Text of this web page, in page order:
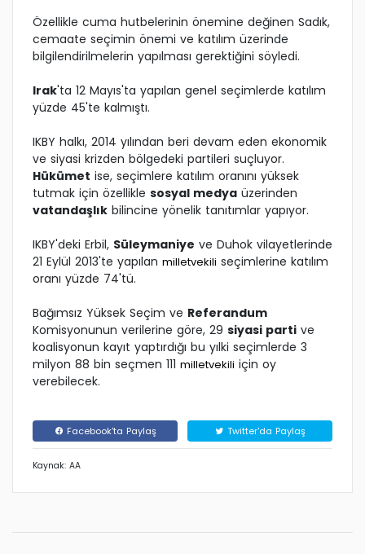
Özellikle cuma hutbelerinin önemine değinen Sadık,
cemaate seçimin önemi ve katılım üzerinde
bilgilendirilmelerin yapılması gerektiğini söyledi.
Irak'ta 12 Mayıs'ta yapılan genel seçimlerde katılım
yüzde 45'te kalmıştı.
IKBY halkı, 2014 yılından beri devam eden ekonomik
ve siyasi krizden bölgedeki partileri suçluyor.
Hükümet ise, seçimlere katılım oranını yüksek
tutmak için özellikle sosyal medya üzerinden
vatandaşlık bilincine yönelik tanıtımlar yapıyor.
IKBY'deki Erbil, Süleymaniye ve Duhok vilayetlerinde
21 Eylül 2013'te yapılan milletvekili seçimlerine katılım
oranı yüzde 74'tü.
Bağımsız Yüksek Seçim ve Referandum
Komisyonunun verilerine göre, 29 siyasi parti ve
koalisyonun kayıt yaptırdığı bu yılki seçimlerde 3
milyon 88 bin seçmen 111 milletvekili için oy
verebilecek.
Facebook'ta Paylaş Twitter'da Paylaş
Kaynak: AA